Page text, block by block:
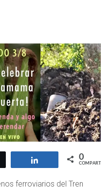
Compartir 0
COMPARTIR
ferroviarios del Tren